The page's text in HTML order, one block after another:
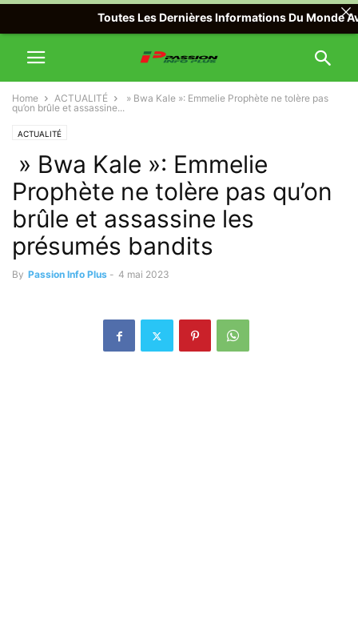
Home ACTUALITÉ
» Bwa Kale »: Emmelie Prophète ne tolère pas
qu’on brûle et assassine...
ACTUALITÉ
» Bwa Kale »: Emmelie
Prophète ne tolère pas qu’on
brûle et assassine les
présumés bandits
By Passion Info Plus - 4 mai 2023
Toutes Les Dernières Informations Du Monde